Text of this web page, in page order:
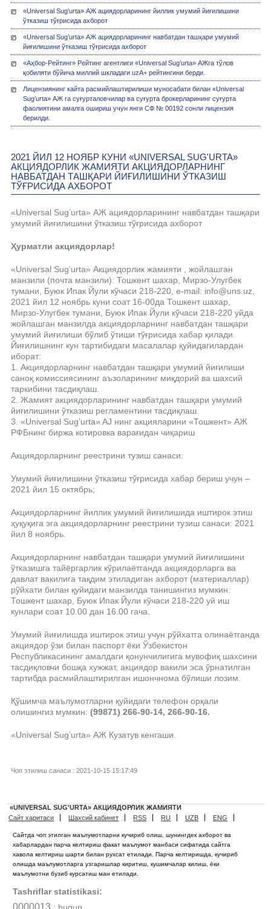
«Universal Sug’urta» АЖ ациядорларининг йиллик умумий йиғилишини
ўтказиш тўғрисида ахборот
«Universal Sug’urta» АЖ ациядорларининг навбатдан ташқари умумий
йиғилишини ўтказиш тўғрисида ахборот
«Аҳбор-Рейтинг» Рейтинг агентлиги «Universal Sug’urta» АЖга тўлов
қобиляти бўйича миллий шкладаги uzA+ рейтингини берди.
Лицензиянинг кайта расмийлаштирилиши муносабати билан «Univеrsal
Sug’urta» АЖ га суғурталовчилар ва суғурта брокерларининг суғурта
фаолиятини амалга ошириш учун янги СФ № 00192 сонли лицензия
берилди.
2021 ЙИЛ 12 НОЯБР КУНИ «UNIVERSAL SUG'URTA»
АКЦИЯДОРЛИК ЖАМИЯТИ АКЦИЯДОРЛАРНИНГ
НАВБАТДАН ТАШҚАРИ ЙИҒИЛИШИНИ ЎТКАЗИШ
ТЎҒРИСИДА АХБОРОТ
«Universal Sug’urta» АЖ ациядорларининг навбатдан ташқари
умумий йиғилишини ўтказиш тўғрисида ахборот
Ҳурматли акциядорлар!
«Universal Sug’urta» Акциядорлик жамияти , жойлашган
манзили (почта манзили): Тошкент шахар, Мирзо-Улугбек
тумани, Буюк Ипак Йули кўчаси 218-220, e-mail: info@uns.uz,
2021 йил 12 ноябрь куни соат 16-00да Тошкент шахар,
Мирзо-Улугбек тумани, Буюк Ипак Йули кўчаси 218-220 уйда
жойлашган манзилда акциядорларнинг навбатдан ташқари
умумий йиғилиши бўлиб ўтиши тўғрисида хабар қилади.
Йиғилишнинг кун тартибидаги масалалар қуйидагилардан
иборат:
1. Акциядорларнинг навбатдан ташқари умумий йиғилиши
саноқ комиссиясининг аъзоларининг миқдорий ва шахсий
таркибини тасдиқлаш.
2. Жамият акциядорларининг навбатдан ташқари умумий
йиғилишини ўтказиш регламентини тасдиқлаш.
3. «Universal Sug’urta» AJ нинг акцияларини «Тошкент» АЖ
РФБнинг биржа котировка варағидан чиқариш
Акциядорларнинг реестрини тузиш санаси:
Умумий йиғилишини ўтказиш тўғрисида хабар бериш учун –
2021 йил 15 октябрь;
Акциядорларнинг йиллик умумий йиғилишида иштирок этиш
ҳуқуқига эга акциядорларнинг реестрини тузиш санаси: 2021
йил 8 ноябрь.
Акциядорларнинг навбатдан ташқари умумий йиғилишини
ўтказишга тайёргарлик кўрилаётганда акциядорларга ва
давлат вакилига тақдим этиладиган ахборот (материаллар)
рўйхати билан қуйидаги манзилда танишингиз мумкин:
Тошкент шахар, Буюк Ипак Йули кўчаси 218-220 уй иш
кунлари соат 10.00 дан 16.00 гача.
Умумий йиғилишда иштирок этиш учун рўйхатга олинаётганда
акциядор ўзи билан паспорт ёки Ўзбекистон
Республикасининг амалдаги қонунчилигига мувофиқ шахсини
тасдиқловчи бошқа хужжат, акциядор вакили эса ўрнатилган
тартибда расмийлаштирилган ишончнома бўлиши лозим.
Қўшимча маълумотларни қуйидаги телефон орқали
олишингиз мумкин: (99871) 266-90-14, 266-90-16.
«Universal Sug’urta» АЖ Кузатув кенгаши.
Чоп этилиш санаси : 2021-10-15 15:17:49
«UNIVERSAL SUG'URTA» АКЦИЯДОРЛИК ЖАМИЯТИ
Сайт харитаси
Шахсий кабинет RSS RU UZB ENG
Сайтда чоп этилган маълумотларни кучириб олиш, шунингдек ахборот ва
хабарлардан парча келтириш факат маълумот манбаси сифатида сайтга
хавола келтириш шарти билан рухсат етилади. Парча келтиришда, кучириб
олишда маълумотларга узгаришлар киритиш, кушимчалар килиш, ёки
маълумотни бузиб курсатиш ман етилади.
Tashriflar statistikasi:
0000013